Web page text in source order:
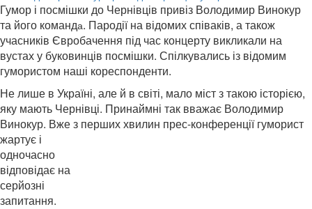
Гумор і посмішки до Чернівців привіз Володимир Винокур
та його команда. Пародії на відомих співаків, а також
учасників Євробачення під час концерту викликали на
вустах у буковинців посмішки. Спілкувались із відомим
гумористом наші кореспонденти.
Не лише в Україні, але й в світі, мало міст з такою історією,
яку мають Чернівці. Принаймні так вважає Володимир
Винокур. Вже з перших хвилин прес-конференції гуморист
жартує і
одночасно
відповідає на
серйозні
запитання.